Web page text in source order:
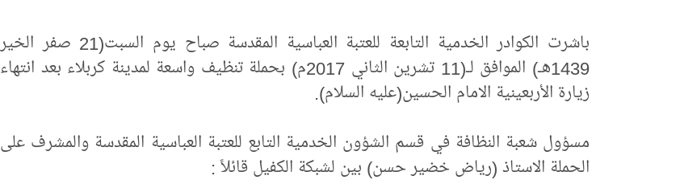
باشرت الكوادر الخدمية التابعة للعتبة العباسية المقدسة صباح يوم السبت(21 صفر الخير
1439هـ) الموافق لـ(11 تشرين الثاني 2017م) بحملة تنظيف واسعة لمدينة كربلاء بعد انتهاء
زيارة الأربعينية الامام الحسين(عليه السلام).
مسؤول شعبة النظافة في قسم الشؤون الخدمية التابع للعتبة العباسية المقدسة والمشرف على
الحملة الاستاذ (رياض خضير حسن) بين لشبكة الكفيل قائلاً :